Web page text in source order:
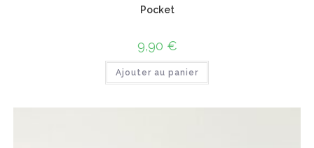
Pocket
9,90 €
Ajouter au panier